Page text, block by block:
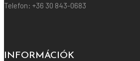
Telefon: +36 30 843-0683
INFORMÁCIÓK